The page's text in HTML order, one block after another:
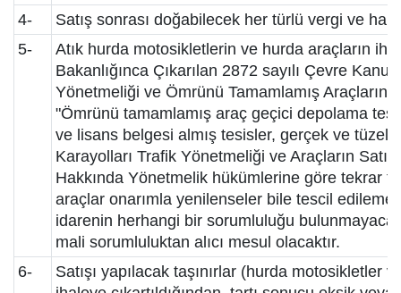
4-
Satış sonrası doğabilecek her türlü vergi ve
5-
Atık hurda motosikletlerin ve hurda araçların
Bakanlığınca Çıkarılan 2872 sayılı Çevre
Yönetmeliği ve Ömrünü Tamamlamış Araçların
"Ömrünü tamamlamış araç geçici depolama
ve lisans belgesi almış tesisler, gerçek ve tüzel
Karayolları Trafik Yönetmeliği ve Araçların
Hakkında Yönetmelik hükümlerine göre tekrar
araçlar onarımla yenilenseler bile tescil
idarenin herhangi bir sorumluluğu
mali sorumluluktan alıcı mesul olacaktır.
6-
Satışı yapılacak taşınırlar (hurda